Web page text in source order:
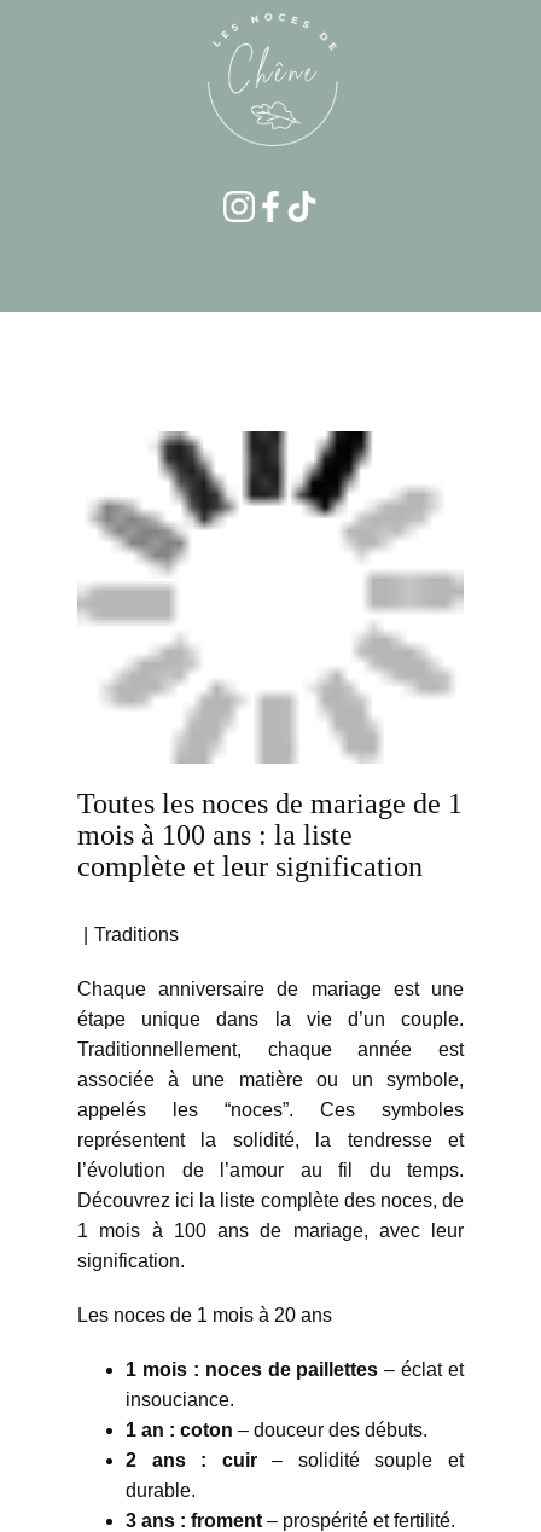
Toutes les noces de mariage de 1
mois à 100 ans : la liste
complète et leur signification
Traditions
Chaque anniversaire de mariage est une
étape unique dans la vie d’un couple.
Traditionnellement, chaque année est
associée à une matière ou un symbole,
appelés les “noces”. Ces symboles
représentent la solidité, la tendresse et
l’évolution de l’amour au fil du temps.
Découvrez ici la liste complète des noces, de
1 mois à 100 ans de mariage, avec leur
signification.
Les noces de 1 mois à 20 ans
1 mois : noces de paillettes – éclat et
insouciance.
1 an : coton – douceur des débuts.
2 ans : cuir– solidité souple et
durable.
3 ans : froment – prospérité et fertilité.